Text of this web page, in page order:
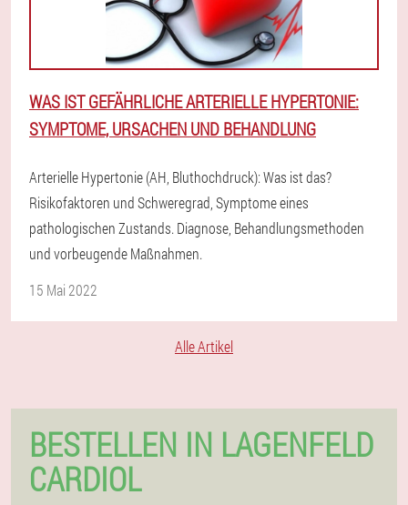
WAS IST GEFÄHRLICHE ARTERIELLE HYPERTONIE:
SYMPTOME, URSACHEN UND BEHANDLUNG
Arterielle Hypertonie (AH, Bluthochdruck): Was ist das?
Risikofaktoren und Schweregrad, Symptome eines
pathologischen Zustands. Diagnose, Behandlungsmethoden
und vorbeugende Maßnahmen.
15 Mai 2022
Alle Artikel
BESTELLEN IN LAGENFELD
CARDIOL